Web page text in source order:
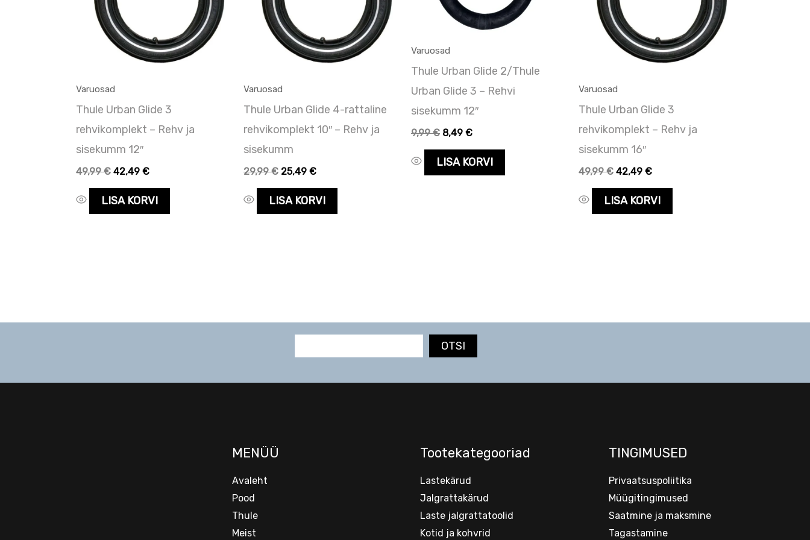
Varuosad
Thule Urban Glide 3
rehvikomplekt – Rehv ja
sisekumm 12″
49,99€ 42,49 €
LISA KORVI
Varuosad
Thule Urban Glide 4-rattaline
rehvikomplekt 10″ – Rehv ja
sisekumm
29,99€ 25,49 €
LISA KORVI
Varuosad
Thule Urban Glide 2/Thule
Urban Glide 3 – Rehvi
sisekumm 12″
9,99€ 8,49 €
LISA KORVI
Varuosad
Thule Urban Glide 3
rehvikomplekt – Rehv ja
sisekumm 16″
49,99€ 42,49 €
LISA KORVI
OTSI
MENÜÜ
Avaleht
Pood
Thule
Meist
Tootekategooriad
Lastekärud
Jalgrattakärud
Laste jalgrattatoolid
Kotid ja kohvrid
TINGIMUSED
Privaatsuspoliitika
Müügitingimused
Saatmine ja maksmine
Tagastamine